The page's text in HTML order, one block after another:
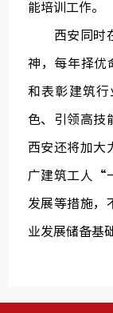
能培训工作。
西安同时在
神，每年择
和表彰建筑
色、引领高技
西安还将加大
广建筑工人“
发展等措施，
业发展储备基